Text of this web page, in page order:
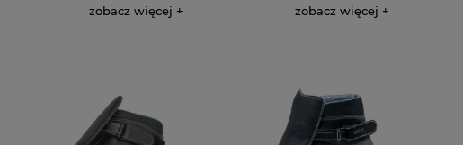
zobacz więcej zobacz więcej